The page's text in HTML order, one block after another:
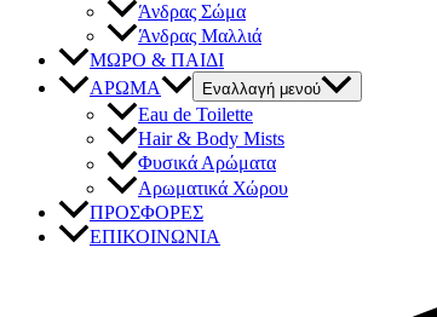
Άνδρας Σώμα
Άνδρας Μαλλιά
ΜΩΡΟ & ΠΑΙΔΙ
ΑΡΩΜΑ
Εναλλαγή μενού
Eau de Toilette
Hair & Body Mists
Φυσικά Αρώματα
Αρωματικά Χώρου
ΠΡΟΣΦΟΡΕΣ
ΕΠΙΚΟΙΝΩΝΙΑ